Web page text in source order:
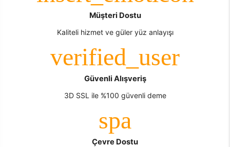
Müşteri Dostu
Kaliteli hizmet ve güler yüz anlayışı
Güvenli Alışveriş
3D SSL ile %100 güvenli deme
Çevre Dostu